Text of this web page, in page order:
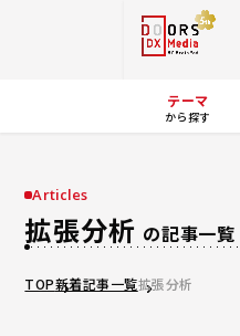
テーマ
から探す
Articles
拡張分析 の記事一覧
TOP新着記事一覧拡張分析